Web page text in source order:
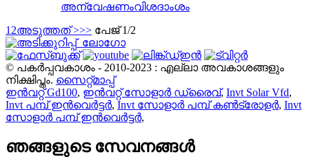
അന്വേഷണംവിശദാംശം
1 2അടുത്തത് >>> പേജ് 1/2
© പകർപ്പവകാശം - 2010-2023 : എല്ലാ അവകാശങ്ങളും
നിക്ഷിപ്തം. സൈറ്റ്മാപ്പ്
ഇൻവറ്റ് Gd100, ഇൻവറ്റ് സോളാർ ഡ്രൈവ്, Invt Solar Vfd,
Invt പമ്പ് ഇൻവെർട്ടർ, Invt സോളാർ പമ്പ് കൺട്രോളർ, Invt
സോളാർ പമ്പ് ഇൻവെർട്ടർ,
ഞങ്ങളുടെ സേവനങ്ങൾ